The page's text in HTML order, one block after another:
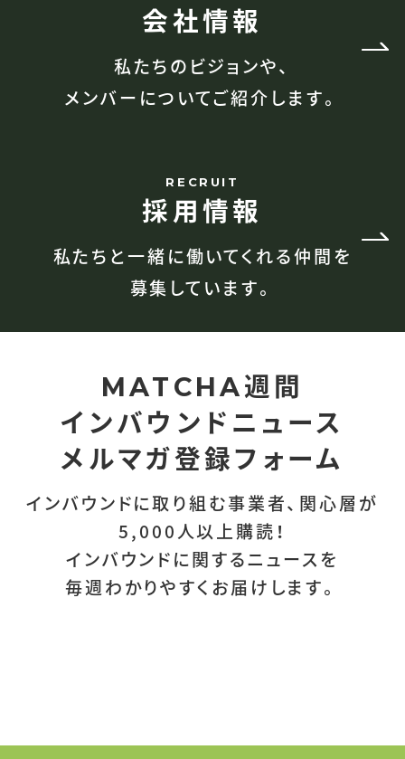
会社情報
私たちのビジョンや、
メンバーについてご紹介します。
RECRUIT
採用情報
私たちと一緒に働いてくれる仲間を
募集しています。
MATCHA週間
インバウンドニュース
メルマガ登録フォーム
インバウンドに取り組む事業者、関心層が
5,000人以上購読！
インバウンドに関するニュースを
毎週わかりやすくお届けします。